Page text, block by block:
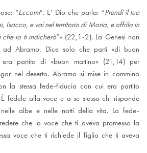
“Eccomi”. E’ Dio che parla: “Prendi il tuo
Isacco, e vai nel territorio di Moria, e offrilo in
che io ti indicherò”» (22,1-2). La Genesi non
Abramo. Dice solo che partì «di buon
partito di «buon mattino» (21,14) per
nel deserto. Abramo si mise in cammino
la stessa fede-fiducia con cui era partito
fedele alla voce e a se stesso chi risponde
nelle albe e nelle notti della vita. La fede-
che la voce che ti aveva promesso la
voce che ti richiede il figlio che ti aveva